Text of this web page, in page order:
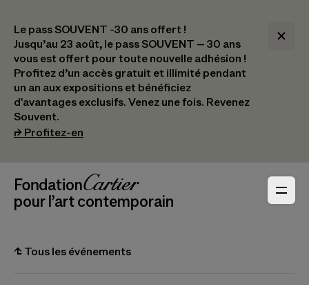
Le pass SOUVENT -30 ans offert !
Jusqu’au 23 août, le pass SOUVENT – 30 ans
vous est offert pour toute nouvelle adhésion !​
Profitez d’un accès gratuit et illimité pendant
un an aux expositions et bénéficiez
d'avantages exclusifs.​ Venez une fois. Revenez
Souvent.
⮣ Profitez-en
Navigation en-tête
_logoFondation Cartier
pour l’art contemporain
⮤ Tous les événements